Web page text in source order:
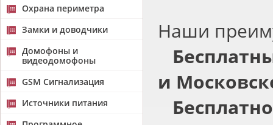
Охрана периметра
Замки и доводчики
Домофоны и
видеодомофоны
GSM Сигнализация
Источники питания
Наши
и